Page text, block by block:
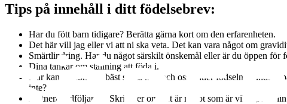
Tips på innehåll i ditt födelsebrev:
Har du fött barn tidigare? Berätta gärna kort om den erfarenheten.
Det här vill jag eller vi att ni ska veta. Det kan vara något om
Smärtlindring. Har du något särskilt önskemål eller är du öppen för
Dina tankar om ställning att föda i.
Hur kan personalen bäst stötta mig och oss under födseln.
inte?
Partner/medföljande. Skriv ner om det är något som är viktigt för